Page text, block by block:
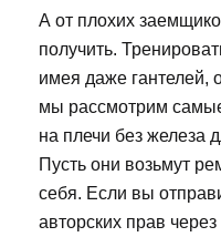
А от плохих
получить.
имея даже гантелей,
мы рассмотрим
на плечи без железа
Пусть они возьмут
себя. Если вы
авторских прав